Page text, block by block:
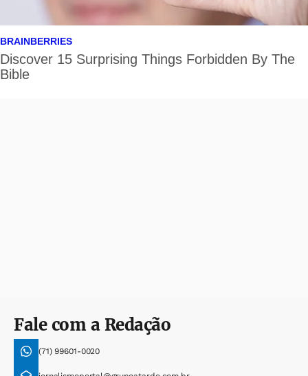
Fale com a Redação
(71) 99601-0020